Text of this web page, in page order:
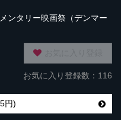
ンタリー映画祭（デンマー
お気に入り登録数：116
円)